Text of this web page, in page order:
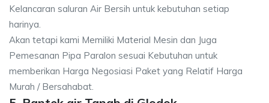
Kelancaran saluran Air Bersih untuk kebutuhan setiap
harinya.
Akan tetapi kami Memiliki Material Mesin dan Juga
Pemesanan Pipa Paralon sesuai Kebutuhan untuk
memberikan Harga Negosiasi Paket yang Relatif Harga
Murah / Bersahabat.